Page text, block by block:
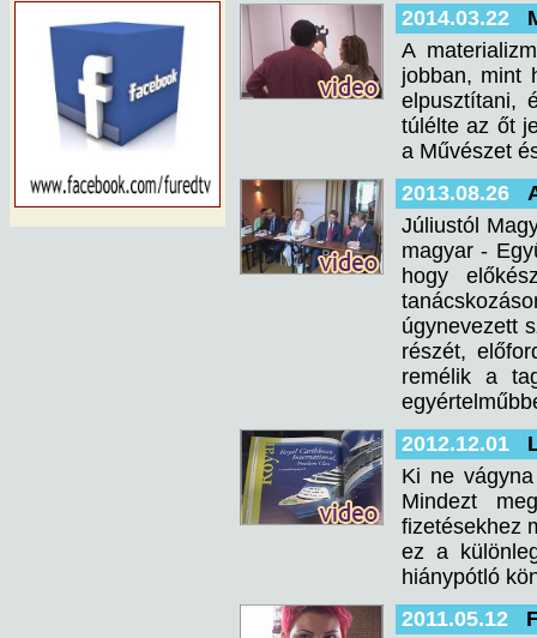
2014.03.22
A
jobban, mint
elpusztítani,
túlélte az őt
a Művészet
2013.08.26
Júliustól
magyar -
hogy
úgynevezett
részét,
remélik a
2012.12.01
Ki ne
Mindezt
fizetésekhez
ez a
hiánypótló
2011.05.12